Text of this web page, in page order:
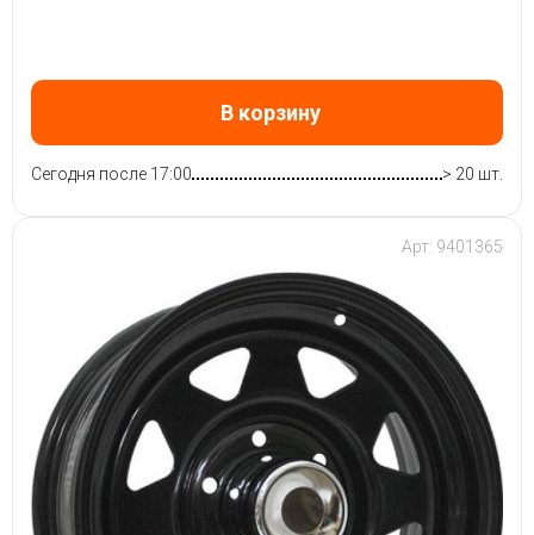
В корзину
Сегодня после 17:00 > 20 шт.
Арт: 9401365